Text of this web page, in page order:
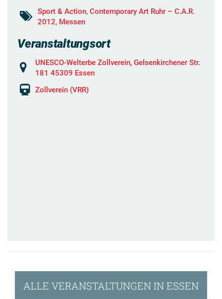
Sport & Action, Contemporary Art Ruhr – C.A.R.
2012, Messen
Veranstaltungsort
UNESCO-Welterbe Zollverein, Gelsenkirchener Str.
181 45309 Essen
Zollverein (VRR)
ALLE VERANSTALTUNGEN IN ESSEN